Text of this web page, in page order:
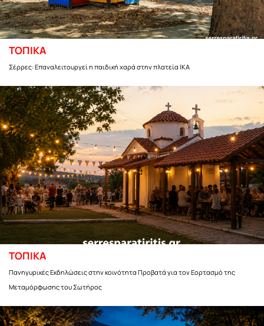
ΤΟΠΙΚΑ
Σέρρες: Επαναλειτουργεί η παιδική χαρά στην πλατεία ΙΚΑ
ΤΟΠΙΚΑ
Πανηγυρικές Εκδηλώσεις στην κοινότητα Προβατά για τον Εορτασμό της
Μεταμόρφωσης του Σωτήρος